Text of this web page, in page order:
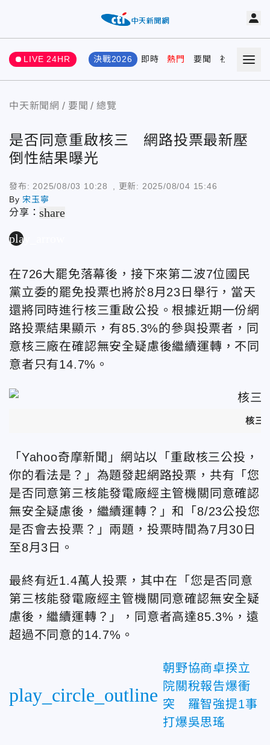
LIVE 24HR 決戰2026 即時 熱門 要聞 社會 娛樂
中天新聞網 要聞 總覽
是否同意重啟核三 網路投票最新壓
倒性結果曝光
發布: 2025/08/03 10:28 , 更新: 2025/08/04 15:46
By 宋玉寧
分享：share
play_arrow
在726大罷免落幕後，接下來第二波7位國民
黨立委的罷免投票也將於8月23日舉行，當天
還將同時進行核三重啟公投。根據近期一份網
路投票結果顯示，有85.3%的參與投票者，同
意核三廠在確認無安全疑慮後繼續運轉，不同
意者只有14.7% 。
核三
「Yahoo奇摩新聞」網站以「重啟核三公投，
你的看法是？」為題發起網路投票，共有「您
是否同意第三核能發電廠經主管機關同意確認
無安全疑慮後，繼續運轉？」和「8/23公投您
是否會去投票？」兩題，投票時間為7月30日
至8月3日。
最終有近1.4萬人投票，其中在「您是否同意
第三核能發電廠經主管機關同意確認無安全疑
慮後，繼續運轉？」，同意者高達85.3%，遠
超過不同意的14.7%。
play_circle_outline
朝野協商卓揆立
院關稅報告爆衝
突 羅智強提1事
打爆吳思瑤